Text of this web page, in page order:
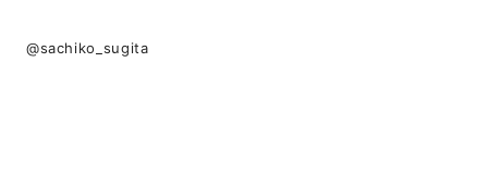
@sachiko_sugita